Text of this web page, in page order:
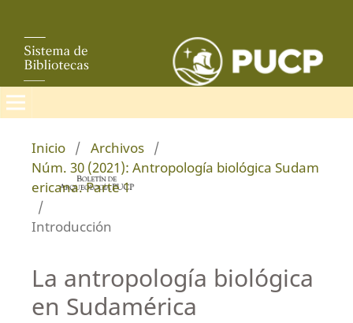
Inicio / Archivos /
Núm. 30 (2021): Antropología biológica Sudam
ericana. Parte 1
/
Introducción
La antropología biológica
en Sudamérica